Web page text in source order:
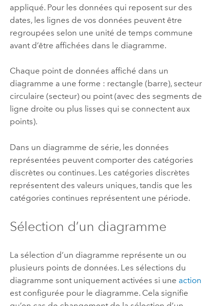
appliqué. Pour les données qui reposent sur des
dates, les lignes de vos données peuvent être
regroupées selon une unité de temps commune
avant d’être affichées dans le diagramme.
Chaque point de données affiché dans un
diagramme a une forme : rectangle (barre), secteur
circulaire (secteur) ou point (avec des segments de
ligne droite ou plus lisses qui se connectent aux
points).
Dans un diagramme de série, les données
représentées peuvent comporter des catégories
discrètes ou continues. Les catégories discrètes
représentent des valeurs uniques, tandis que les
catégories continues représentent une période.
Sélection d’un diagramme
La sélection d’un diagramme représente un ou
plusieurs points de données. Les sélections du
diagramme sont uniquement activées si une action
est configurée pour le diagramme. Cela signifie